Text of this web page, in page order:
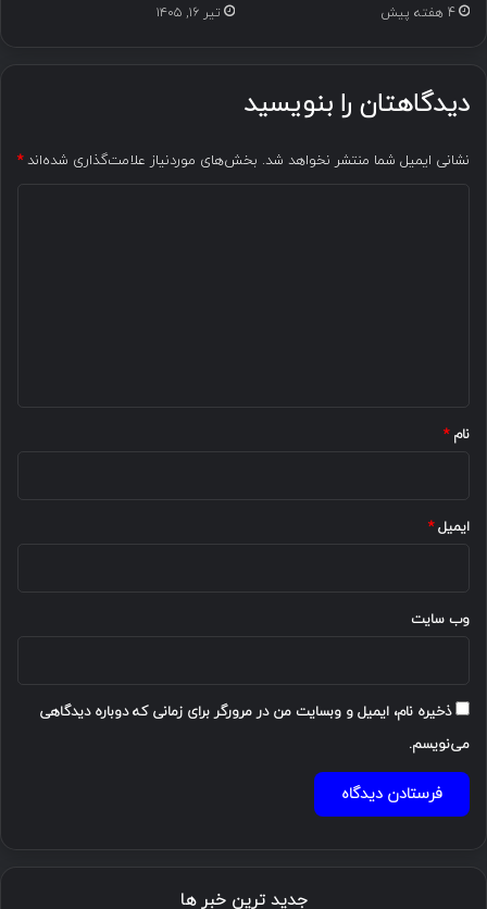
4 هفته پیش تیر ۱۶, ۱۴۰۵
دیدگاهتان را بنویسید
نشانی ایمیل شما منتشر نخواهد شد. بخش‌های موردنیاز علامت‌گذاری شده‌اند*
نام*
ایمیل*
وب‌ سایت
ذخیره نام، ایمیل و وبسایت من در مرورگر برای زمانی که دوباره دیدگاهی
می‌نویسم.
جدید ترین خبر ها